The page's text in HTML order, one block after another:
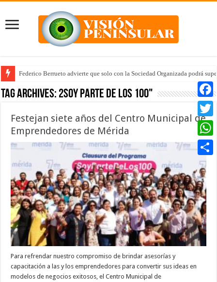
Federico Berrueto advierte que solo con la Sociedad Organizada podrá
Tag Archives: 2Soy parte de los 100"
Festejan siete años del Centro Municipal de
Emprendedores de Mérida
Para refrendar nuestro compromiso de brindar asesorías y
capacitación a las y los emprendedores para convertir sus ideas en
modelos de negocios exitosos, el Centro Municipal de
Twitter